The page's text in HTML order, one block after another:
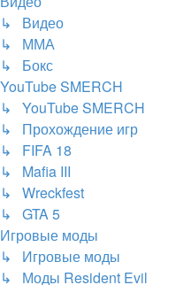
↳ Видео
↳ ММА
↳ Бокс
YouTube SMERCH
↳ YouTube SMERCH
↳ Прохождение игр
↳ FIFA 18
↳ Mafia III
↳ Wreckfest
↳ GTA 5
Игровые моды
↳ Игровые моды
↳ Моды Resident Evil